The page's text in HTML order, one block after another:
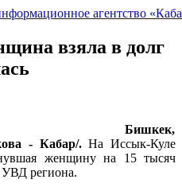
взяла в долг
Бишкек,
- Кабар/.На Иссык-Куле
женщину на 15 тысяч
УВД региона.